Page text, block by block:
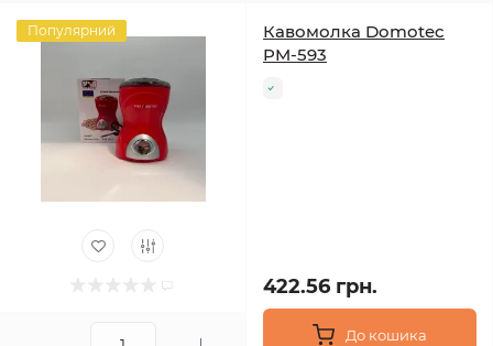
Популярний
Кавомолка Domotec
PM-593
422.56 грн.
До кошика